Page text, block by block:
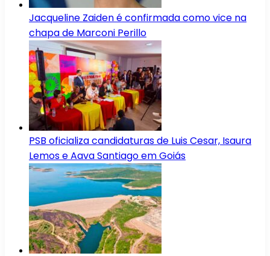
Jacqueline Zaiden é confirmada como vice na
chapa de Marconi Perillo
PSB oficializa candidaturas de Luis Cesar, Isaura
Lemos e Aava Santiago em Goiás